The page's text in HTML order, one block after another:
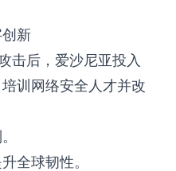
新
击后，爱沙尼亚投入
训网络安全人才并改
全球韧性。